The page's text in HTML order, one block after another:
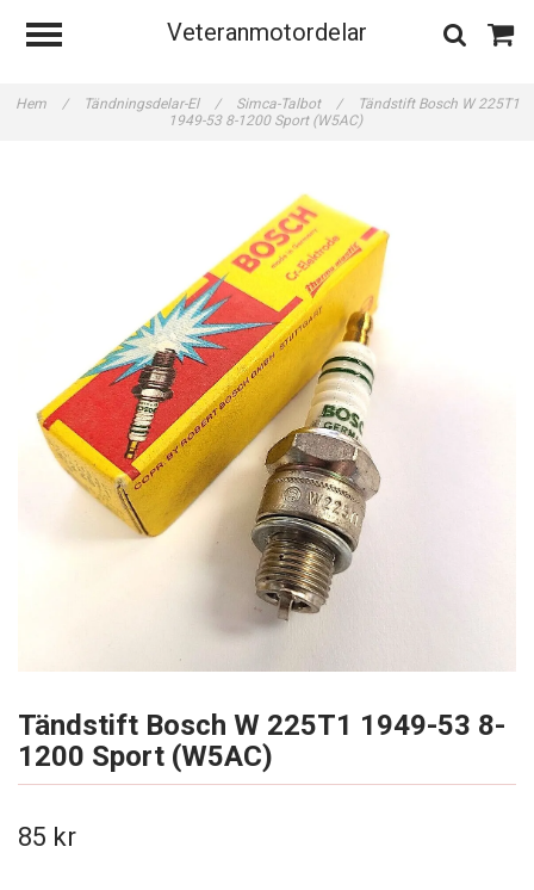
Veteranmotordelar
Hem / Tändningsdelar-El / Simca-Talbot /
Tändstift Bosch W 225T1
1949-53 8-1200 Sport (W5AC)
Tändstift Bosch W 225T1 1949-53 8-
1200 Sport (W5AC)
85 kr